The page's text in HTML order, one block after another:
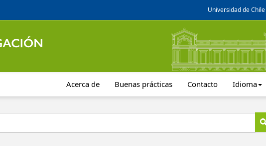
Universidad de Chile
Acerca de Buenas prácticas Contacto Idioma